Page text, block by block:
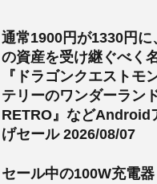
通常1900円が1330円に
の資産を受け継ぐべく
『ドラゴンクエストモ
テリーのワンダーラン
RETRO』などAndroid
げセール 2026/08/07
セール中の100W充電器